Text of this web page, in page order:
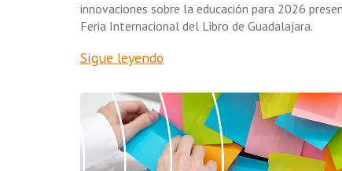
innovaciones sobre la educación para 2026
Feria Internacional del Libro de Guadalajara.
Sigue leyendo